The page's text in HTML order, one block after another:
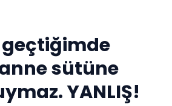
geçtiğimde
sütüne
YANLIŞ!